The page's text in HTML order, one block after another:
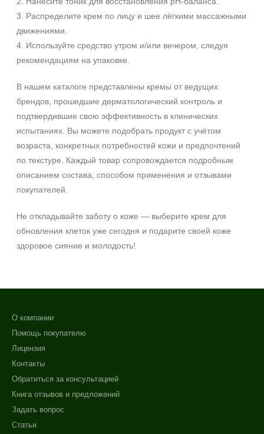
3. Распределите крем по лицу и шее лёгкими массажными
движениями.
4. Используйте средство утром и/или вечером, следуя
рекомендациям на упаковке.
В нашем каталоге представлены кремы от ведущих
брендов, прошедшие дерматологический контроль и
подтвердившие свою эффективность в клинических
испытаниях. Вы можете подобрать продукт с учётом
возраста, конкретных потребностей кожи и предпочтений
по текстуре. Каждый товар сопровождается подробным
описанием состава, способом применения и отзывами
покупателей.
Не откладывайте заботу о коже — выберите крем для
обновления клеток уже сегодня и подарите своей коже
здоровое сияние и молодость!
О компании
Помощь покупателю
Лицензия
Контакты
Обратиться за консультацией
Книга отзывов и предложений
Задать вопрос
Статьи